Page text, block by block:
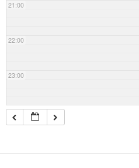
21:00
22:00
23:00